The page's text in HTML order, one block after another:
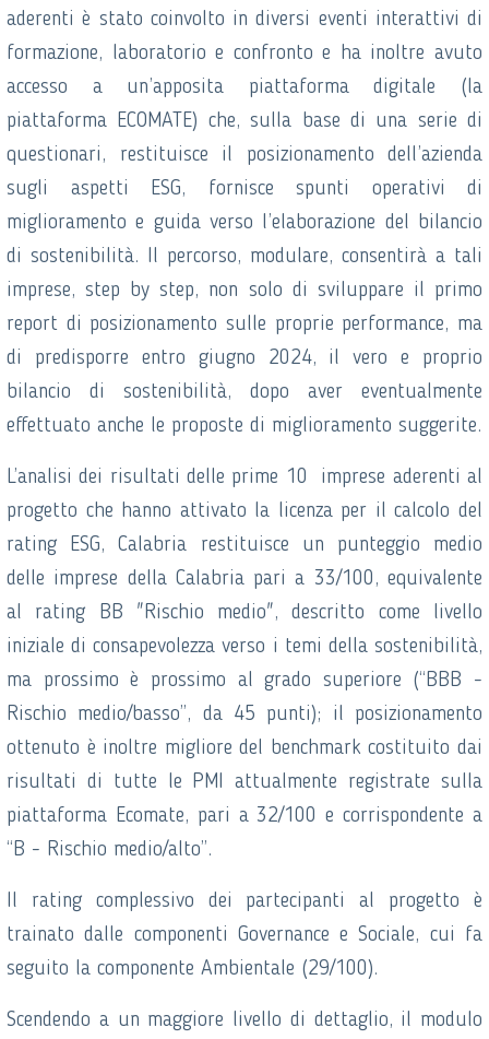
aderenti è stato coinvolto in diversi eventi interattivi di
formazione, laboratorio e confronto e ha inoltre avuto
accesso a un’apposita piattaforma digitale (la
piattaforma ECOMATE) che, sulla base di una serie di
questionari, restituisce il posizionamento dell’azienda
sugli aspetti ESG, fornisce spunti operativi di
miglioramento e guida verso l’elaborazione del bilancio
di sostenibilità. Il percorso, modulare, consentirà a tali
imprese, step by step, non solo di sviluppare il primo
report di posizionamento sulle proprie performance, ma
di predisporre entro giugno 2024, il vero e proprio
bilancio di sostenibilità, dopo aver eventualmente
effettuato anche le proposte di miglioramento suggerite.
L’analisi dei risultati delle prime 10 imprese aderenti al
progetto che hanno attivato la licenza per il calcolo del
rating ESG, Calabria restituisce un punteggio medio
delle imprese della Calabria pari a 33/100, equivalente
al rating BB "Rischio medio", descritto come livello
iniziale di consapevolezza verso i temi della sostenibilità,
ma prossimo è prossimo al grado superiore (“BBB -
Rischio medio/basso”, da 45 punti); il posizionamento
ottenuto è inoltre migliore del benchmark costituito dai
risultati di tutte le PMI attualmente registrate sulla
piattaforma Ecomate, pari a 32/100 e corrispondente a
“B - Rischio medio/alto”.
Il rating complessivo dei partecipanti al progetto è
trainato dalle componenti Governance e Sociale, cui fa
seguito la componente Ambientale (29/100).
Scendendo a un maggiore livello di dettaglio, il modulo